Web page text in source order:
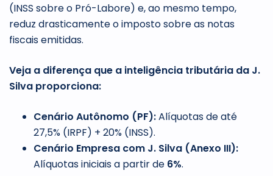
(INSS sobre o Pró-Labore) e, ao mesmo tempo,
reduz drasticamente o imposto sobre as notas
fiscais emitidas.
Veja a diferença que a inteligência tributária da J.
Silva proporciona:
Cenário Autônomo (PF):Alíquotas de até
27,5% (IRPF) + 20% (INSS).
Cenário Empresa com J. Silva (Anexo III):
Alíquotas iniciais a partir de 6%.